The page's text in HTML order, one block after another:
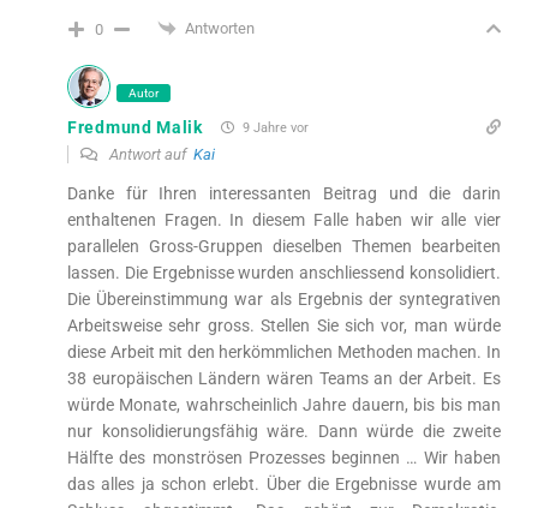
0 Antworten
Autor
Fredmund Malik 9 Jahre vor
Antwort auf Kai
Danke für Ihren interessanten Beitrag und die darin
enthaltenen Fragen. In diesem Falle haben wir alle vier
parallelen Gross-Gruppen dieselben Themen bearbeiten
lassen. Die Ergebnisse wurden anschliessend konsolidiert.
Die Übereinstimmung war als Ergebnis der syntegrativen
Arbeitsweise sehr gross. Stellen Sie sich vor, man würde
diese Arbeit mit den herkömmlichen Methoden machen. In
38 europäischen Ländern wären Teams an der Arbeit. Es
würde Monate, wahrscheinlich Jahre dauern, bis bis man
nur konsolidierungsfähig wäre. Dann würde die zweite
Hälfte des monströsen Prozesses beginnen … Wir haben
das alles ja schon erlebt. Über die Ergebnisse wurde am